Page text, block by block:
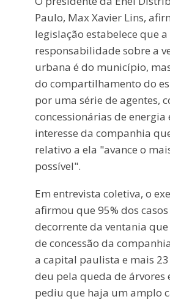
Paulo, Max Xavier Lins,
legislação estabelece que a
responsabilidade sobre a
urbana é do município,
do compartilhamento do
por uma série de agentes,
concessionárias de energia
interesse da companhia
relativo a ela "avance o
possível".
Em entrevista coletiva, o
afirmou que 95% dos
decorrente da ventania
de concessão da
a capital paulista e mais 23
deu pela queda de árvores
pediu que haja um amplo